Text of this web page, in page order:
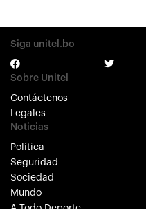
Siga unitel.bo
Sobre Unitel
Contáctenos
Legales
Noticias
Política
Seguridad
Sociedad
Mundo